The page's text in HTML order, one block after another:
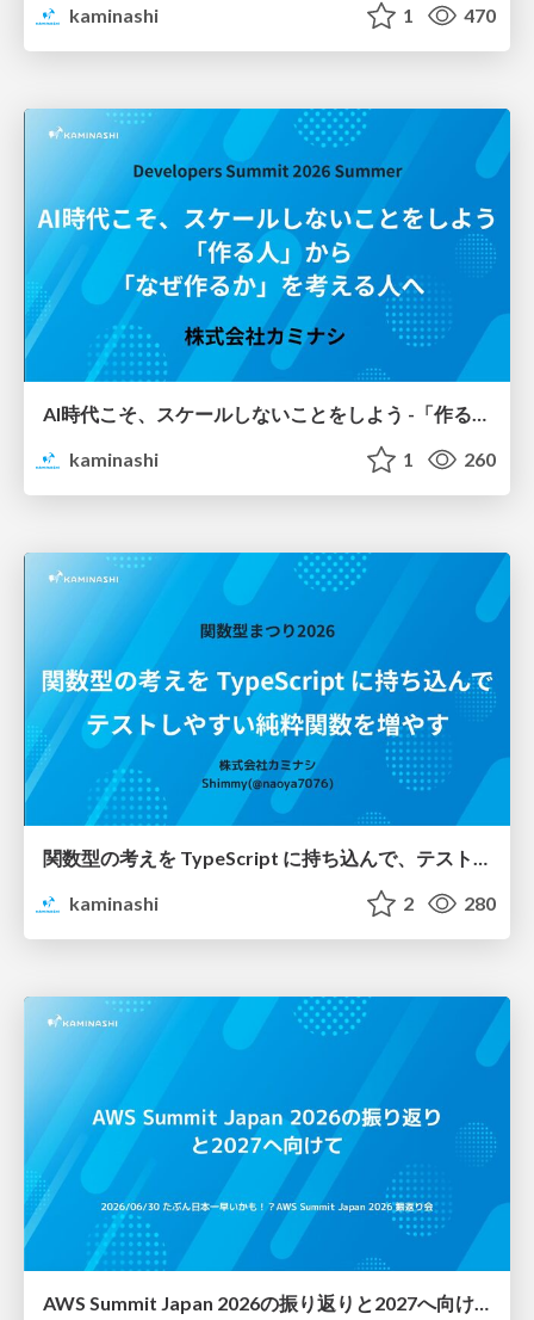
kaminashi
1 470
AI時代こそ、スケールしないことをしよう -「作る人」から「なぜ作るか」を考える人へ / Do Things That Don't Scale in the AI Era — From How to Why
kaminashi
1 260
関数型の考えを TypeScript に持ち込んで、テストしやすい純粋関数を増やす / Pure at the Core, Effects at the Edge: Bringing Functional Thinking into TypeScript
kaminashi
2 280
AWS Summit Japan 2026の振り返りと2027へ向けて / AWS Summit Japan 2026 Recap and Prospects for 2027